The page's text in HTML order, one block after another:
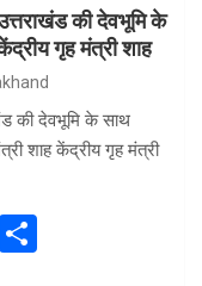
की देवभूमि के
गृह मंत्री शाह
की देवभूमि के साथ
शाह केंद्रीय गृह मंत्री